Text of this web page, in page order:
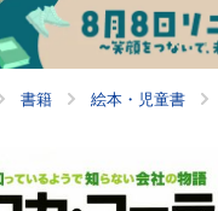
書籍 絵本・児童書